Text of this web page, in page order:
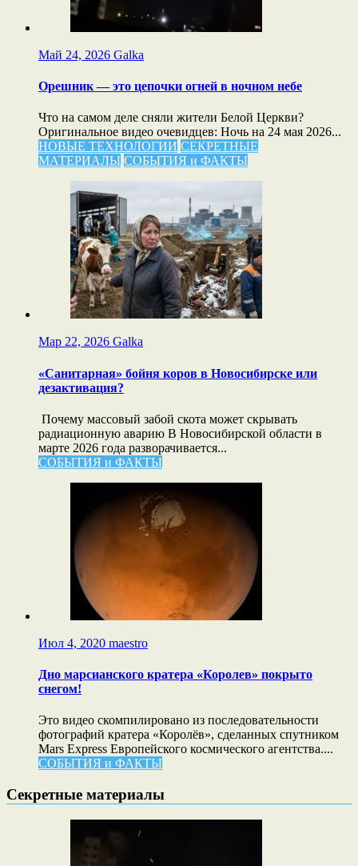
Май 24, 2026 Galka
Орешник — это цепочки огней в ночном небе
Что на самом деле сняли жители Белой Церкви?
Оригинальное видео очевидцев: Ночь на 24 мая 2026...
НОВЫЕ ТЕХНОЛОГИИ СЕКРЕТНЫЕ
МАТЕРИАЛЫ СОБЫТИЯ и ФАКТЫ
Мар 22, 2026 Galka
«Санитарная» бойня коров в Новосибирске или
дезактивация?
Почему массовый забой скота может скрывать
радиационную аварию В Новосибирской области в
марте 2026 года разворачивается...
СОБЫТИЯ и ФАКТЫ
Июл 4, 2020 maestro
Дно марсианского кратера «Королев» покрыто
снегом!
Это видео скомпилировано из последовательности
фотографий кратера «Королёв», сделанных спутником
Mars Express Европейского космического агентства....
СОБЫТИЯ и ФАКТЫ
Секретные материалы